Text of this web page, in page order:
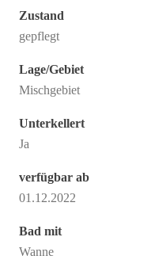
Zustand
gepflegt
Lage/Gebiet
Mischgebiet
Unterkellert
Ja
verfügbar ab
01.12.2022
Bad mit
Wanne